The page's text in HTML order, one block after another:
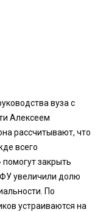
вуза с
Алексеем
рассчитывают, что
всего
помогут закрыть
увеличили долю
По
устраиваются на